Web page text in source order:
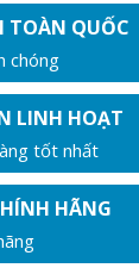
TOÀN QUỐC
chóng
LINH HOẠT
tốt nhất
HÃNG